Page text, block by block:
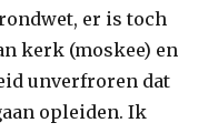
er is toch
kerk (moskee) en
unverfroren dat
opleiden. Ik